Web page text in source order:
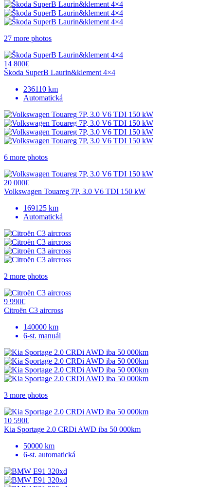
27 more photos
14 800€
Škoda SuperB Laurin&klement 4×4
236110 km
Automatická
6 more photos
20 000€
Volkswagen Touareg 7P, 3.0 V6 TDI 150 kW
169125 km
Automatická
2 more photos
9 990€
Citroën C3 aircross
140000 km
6-st. manuál
3 more photos
10 590€
Kia Sportage 2.0 CRDi AWD iba 50 000km
50000 km
6-st. automatická